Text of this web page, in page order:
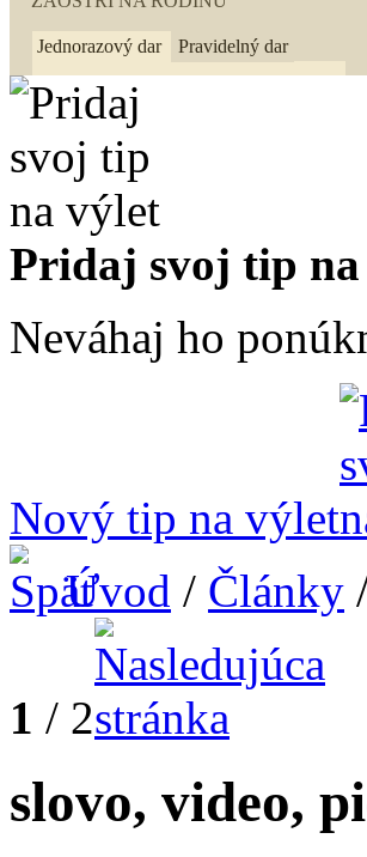
Pridaj svoj tip
Neváhaj ho
Nový tip na výlet
Úvod / Články
1 / 2
slovo, video,